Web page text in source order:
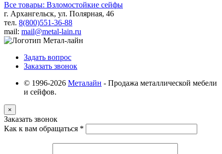
Все товары: Взломостойкие сейфы
г. Архангельск, ул. Полярная, 46
тел. 8(800)551-36-88
mail: mail@metal-lain.ru
Задать вопрос
Заказать звонок
© 1996-2026 Металайн - Продажа металлической мебели
и сейфов.
×
Заказать звонок
Как к вам обращаться *